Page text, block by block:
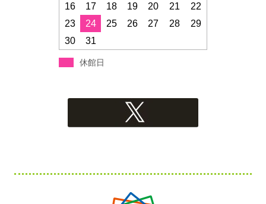
16
17 18 19 20 21
22
23
24 25 26 27 28
29
30
31
休館日